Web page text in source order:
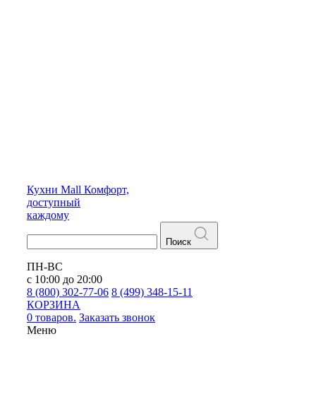
Кухни Mall Комфорт,
доступный
каждому
Поиск
ПН-ВС
с 10:00 до 20:00
8 (800) 302-77-06 8 (499) 348-15-11
КОРЗИНА
0 товаров. Заказать звонок
Меню